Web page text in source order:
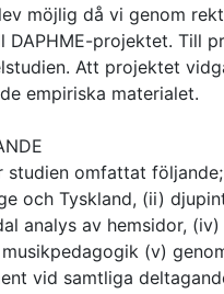
möjlig då vi genom
DAPHME-projektet. Till
Att projektet
empiriska materialet.
studien omfattat
och Tyskland, (ii)
analys av hemsidor,
(v)
vid samtliga